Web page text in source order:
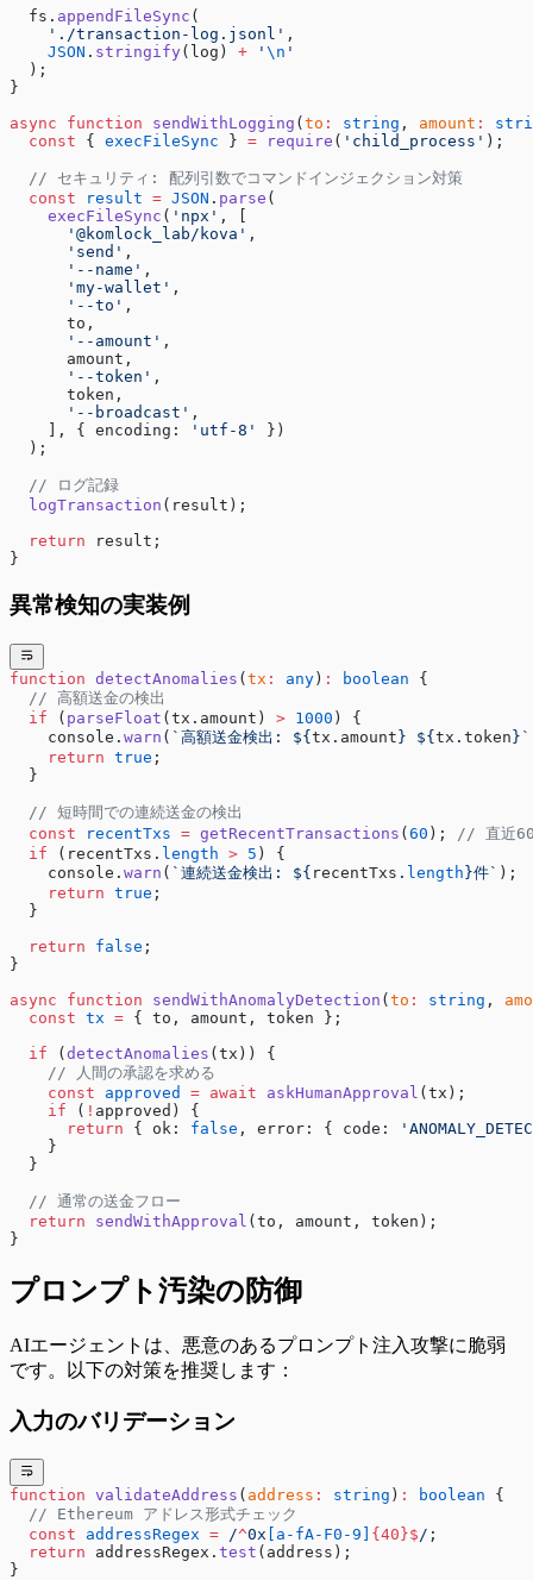
  fs.
appendFileSync (
    './transaction-log.jsonl'
,
    JSON
. stringify(log) + ' \n '
  );
}
async function sendWithLogging ( to : string , amount :
  const
{ execFileSync } = require ( 'child_process' );
  // セキュリティ: 配列引数でコマンドインジェクション対策
  const
result = JSON . parse (
    execFileSync
( 'npx' , [
      '@komlock_lab/kova'
,
      'send'
,
      '--name'
,
      'my-wallet'
,
      '--to'
,
      to,
      '--amount'
,
      amount,
      '--token'
,
      token,
      '--broadcast'
,
    ], { encoding:
'utf-8'
})
  );
  // ログ記録
  logTransaction
(result);
  return
result;
}
異常検知の実装例
function detectAnomalies ( tx : any ) : boolean {
  // 高額送金の検出
  if
( parseFloat (tx.amount) > 1000 ) {
    console.
warn ( `高額送金検出: ${ tx . amount } ${ tx . token }`
    return
true ;
  }
  // 短時間での連続送金の検出
  const
recentTxs = getRecentTransactions ( 60 ); // 直近
  if
(recentTxs. length > 5 ) {
    console.
warn ( `連続送金検出: ${ recentTxs . length }件` );
    return
true ;
  }
  return
false ;
}
async function sendWithAnomalyDetection ( to : string ,
  const
tx = { to, amount, token };
  if
( detectAnomalies (tx)) {
    // 人間の承認を求める
    const
approved = await askHumanApproval (tx);
    if
( ! approved) {
      return
{ ok: false , error: { code:
    }
  }
  // 通常の送金フロー
  return
sendWithApproval (to, amount, token);
}
プロンプト汚染の防御
AIエージェントは、悪意のあるプロンプト注入攻撃に脆弱
です。以下の対策を推奨します：
入力のバリデーション
function validateAddress ( address : string ) : boolean {
  // Ethereum アドレス形式チェック
  const
addressRegex = /^0x [a-fA-F0-9] {40}$ / ;
  return
addressRegex. test (address);
}